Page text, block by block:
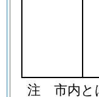
注 市内と